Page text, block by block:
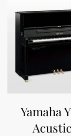
Yamaha